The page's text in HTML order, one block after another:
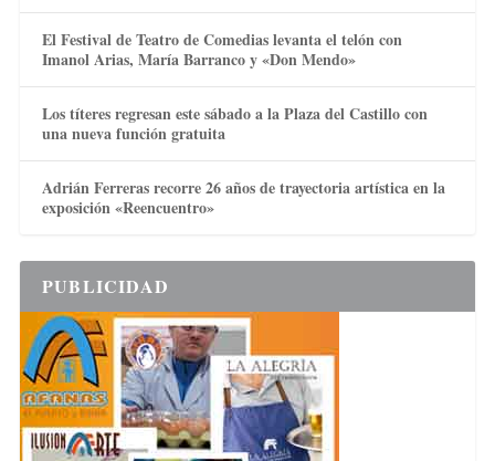
El Festival de Teatro de Comedias levanta el telón con
Imanol Arias, María Barranco y «Don Mendo»
Los títeres regresan este sábado a la Plaza del Castillo con
una nueva función gratuita
Adrián Ferreras recorre 26 años de trayectoria artística en la
exposición «Reencuentro»
PUBLICIDAD